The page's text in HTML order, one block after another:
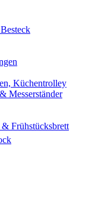
Küchentrolley
Messerständer
Frühstücksbrett